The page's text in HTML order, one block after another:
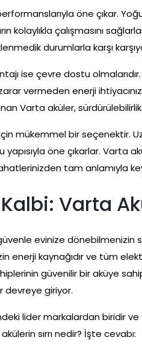
öne çıkar.
kolaylıkla çalışmasını
durumlarla karşı
ise çevre dostu
vermeden enerji
Varta aküler,
mükemmel bir seçenektir.
öne çıkarlar. Varta
tam anlamıyla
Kalbi: Varta
evinize dönebilmenizin
enerji kaynağıdır ve tüm
güvenilir bir aküye
giriyor.
lider markalardan biridir ve
sırrı nedir? İşte cevabı: